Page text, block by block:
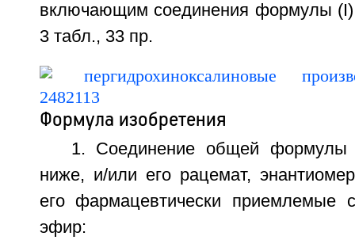
включающим соединения формулы
3 табл., 33 пр.
Формула изобретения
1. Соединение общей формулы
ниже, и/или его рацемат,
его фармацевтически приемлемые
эфир: